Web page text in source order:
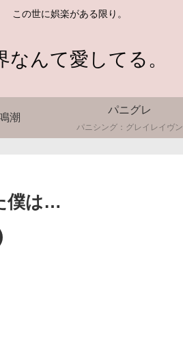
この世に娯楽がある限り。
なんて愛してる。
潮
パニグレ
パニシング：グレイレイヴン
僕は…